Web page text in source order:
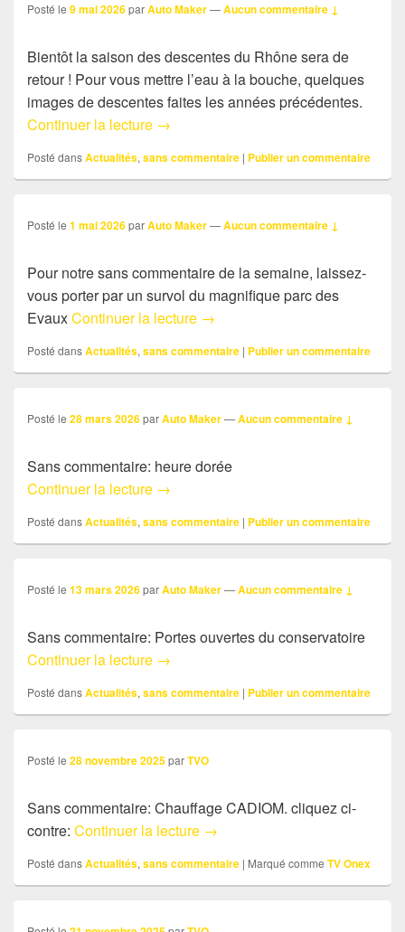
Posté le 9 mai 2026parAuto Maker—Aucun commentaire ↓
Bientôt la saison des descentes du Rhône sera de
retour ! Pour vous mettre l’eau à la bouche, quelques
images de descentes faites les années précédentes.
Continuer la lecture Sans commentaire: descente du
→
Posté dansActualités, sans commentaire | Publier un commentaire
Posté le 1 mai 2026parAuto Maker—Aucun commentaire ↓
Pour notre sans commentaire de la semaine, laissez-
vous porter par un survol du magnifique parc des
EvauxContinuer la lecture Sans commentaire: survol des
→
Posté dansActualités, sans commentaire | Publier un commentaire
Posté le 28 mars 2026parAuto Maker—Aucun commentaire ↓
Sans commentaire: heure dorée
Continuer la lecture Sans commentaire: heure dorée
→
Posté dansActualités, sans commentaire | Publier un commentaire
Posté le 13 mars 2026parAuto Maker—Aucun commentaire ↓
Sans commentaire: Portes ouvertes du conservatoire
Continuer la lecture Sans commentaire: Portes ouvertes
→
Posté dansActualités, sans commentaire | Publier un commentaire
Posté le 28 novembre 2025parTVO
Sans commentaire: Chauffage CADIOM. cliquez ci-
contre: Continuer la lecture Sans commentaire: en avant
→
Posté dansActualités, sans commentaire | Marqué comme TV Onex